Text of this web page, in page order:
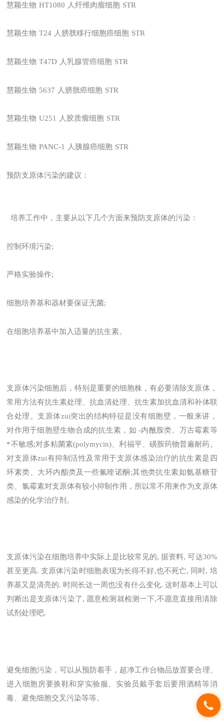
慧颖生物 HT1080 人纤维肉瘤细胞 STR
慧颖生物 T24 人膀胱移行细胞癌细胞 STR
慧颖生物 T47D 人乳腺管癌细胞 STR
慧颖生物 5637 人膀胱癌细胞 STR
慧颖生物 U251 人胶质瘤细胞 STR
慧颖生物 PANC-1 人胰腺癌细胞 STR
预防支原体污染的建议：
培养工作中，主要从以下几个方面来预防支原体的污染：
控制环境污染;
严格实验操作;
细胞培养基和器材要保证无菌;
在细胞培养基中加入适量的抗生素。
支原体污染细胞后，特别是重要的细胞株，有必要清除支原体，
常用方法有抗生素处理、抗血清处理、抗生素加抗血清和补体联
合处理。支原体zui突出的结构特征是没有细胞壁，一般来讲，
对作用于细胞壁生物合成的抗生素，如 -内酰胺类、万古霉素等
*不敏感;对多粘菌素(polymycin)、利福平、磺胺药物普遍耐药。
对支原体zui有抑制活性及常用于支原体感染治疗的抗生素是四
环素类、大环内酯类及一些氟喹诺酮;其他类抗生素如氨基糖苷
类、氯霉素对支原体有较小抑制作用，所以常不用来作为支原体
感染的化学治疗剂。
支原体污染在细胞培养中实际上是比较常见的, 据资料, 可达30%
甚至更高. 支原体污染时细胞表现为长得不好,也不死亡, 同时, 培
养基又是清亮的. 时间长达一周也没有什么变化. 这时基本上可以
判断出是支原体污染了, 愿意检测就检测一下,不愿意直接用清除
试剂处理吧.
避免细胞污染，可以从预防着手，超净工作台物品放置要合理、
进入细胞房要换鞋和穿实验服、实验员戴手套后要用酒精等消
毒、避免细胞交叉污染等等。